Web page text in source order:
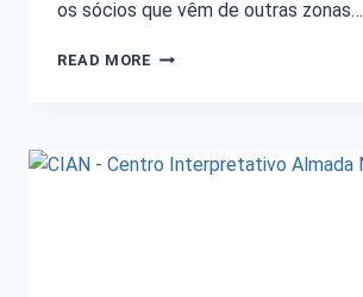
os sócios que vêm de outras zonas…
READ MORE